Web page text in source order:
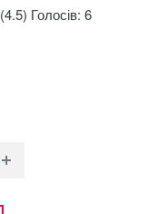
(4.5) Голосів: 6